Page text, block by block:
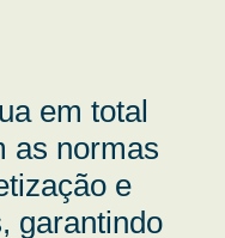
em total
as normas
e
garantindo